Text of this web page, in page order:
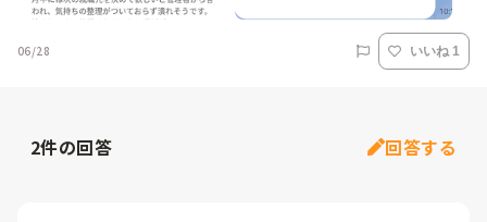
06/28 いいね 1
2件の回答 回答する